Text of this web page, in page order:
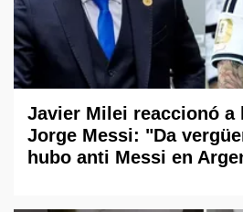
Javier Milei reaccionó a
Jorge Messi: "Da
hubo anti Messi en